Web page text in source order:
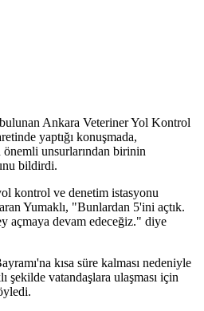
Ankara Veteriner Yol Kontrol
yaptığı konuşmada,
önemli unsurlarından birinin
bildirdi.
kontrol ve denetim istasyonu
Yumaklı, "Bunlardan 5'ini açtık.
açmaya devam edeceğiz." diye
kısa süre kalması nedeniyle
şekilde vatandaşlara ulaşması için